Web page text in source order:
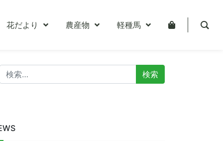
花だより 農産物 軽種馬
: